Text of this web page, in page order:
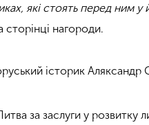
які стоять перед ним у
сторінці нагороди.
історик Аляксандр
за заслуги у розвитку